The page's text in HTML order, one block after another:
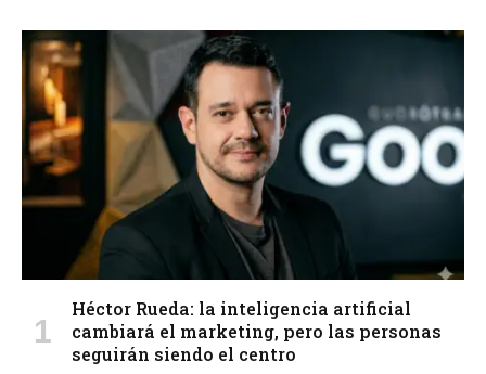
Héctor Rueda: la inteligencia artificial
cambiará el marketing, pero las personas
seguirán siendo el centro